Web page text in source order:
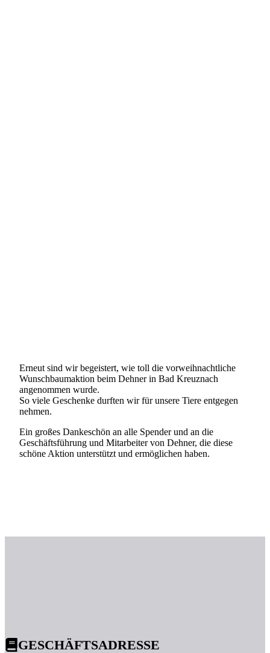
Erneut sind wir begeistert, wie toll die vorweihnachtliche
Wunschbaumaktion beim Dehner in Bad Kreuznach
angenommen wurde.
So viele Geschenke durften wir für unsere Tiere entgegen
nehmen.
Ein großes Dankeschön an alle Spender und an die
Geschäftsführung und Mitarbeiter von Dehner, die diese
schöne Aktion unterstützt und ermöglichen haben.
GESCHÄFTSADRESSE